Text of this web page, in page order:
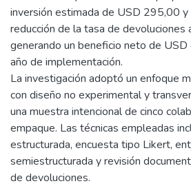
inversión estimada de USD 295,00 y
reducción de la tasa de devoluciones
generando un beneficio neto de
año de implementación.
La investigación adoptó un enfoque
con diseño no experimental y
una muestra intencional de cinco
empaque. Las técnicas empleadas
estructurada, encuesta tipo Likert,
semiestructurada y revisión
de devoluciones.